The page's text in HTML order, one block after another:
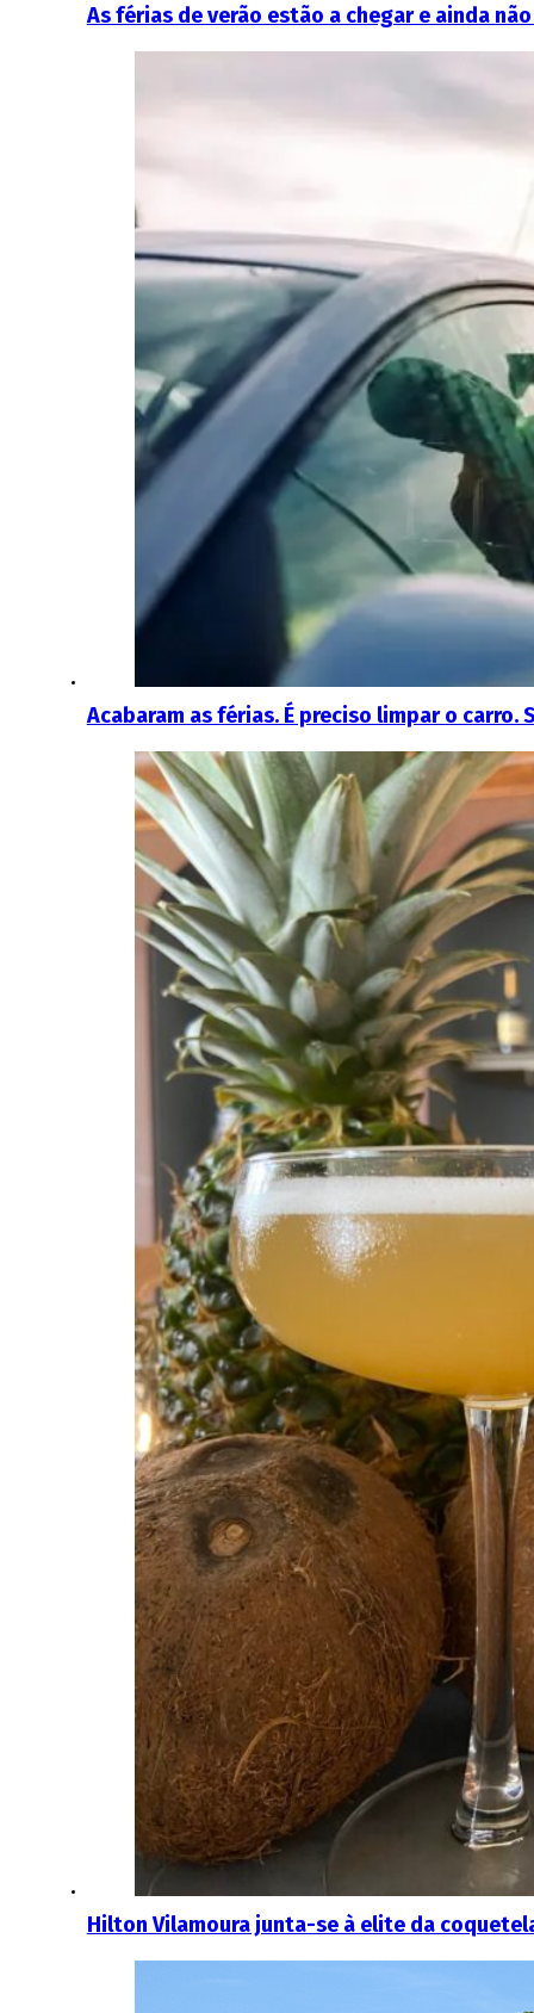
As férias de verão estão a chegar e ainda
Acabaram as férias. É preciso limpar o carro.
Hilton Vilamoura junta-se à elite da